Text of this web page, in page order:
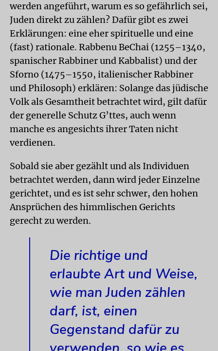
werden angeführt, warum es so gefährlich sei,
Juden direkt zu zählen? Dafür gibt es zwei
Erklärungen: eine eher spirituelle und eine
(fast) rationale. Rabbenu BeChai (1255–1340,
spanischer Rabbiner und Kabbalist) und der
Sforno (1475–1550, italienischer Rabbiner
und Philosoph) erklären: Solange das jüdische
Volk als Gesamtheit betrachtet wird, gilt dafür
der generelle Schutz G’ttes, auch wenn
manche es angesichts ihrer Taten nicht
verdienen.
Sobald sie aber gezählt und als Individuen
betrachtet werden, dann wird jeder Einzelne
gerichtet, und es ist sehr schwer, den hohen
Ansprüchen des himmlischen Gerichts
gerecht zu werden.
Die richtige und
erlaubte Art und Weise,
wie man Juden zählen
darf, ist, einen
Gegenstand dafür zu